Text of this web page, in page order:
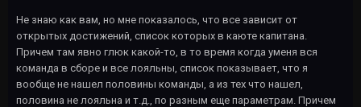
Не знаю как вам, но мне показалось, что все зависит от
открытых достижений, список которых в каюте капитана.
Причем там явно глюк какой-то, в то время когда уменя вся
команда в сборе и все лояльны, список показывает, что я
вообще не нашел половины команды, а из тех что нашел,
половина не лояльна и т.д., по разным еще параметрам. Причем